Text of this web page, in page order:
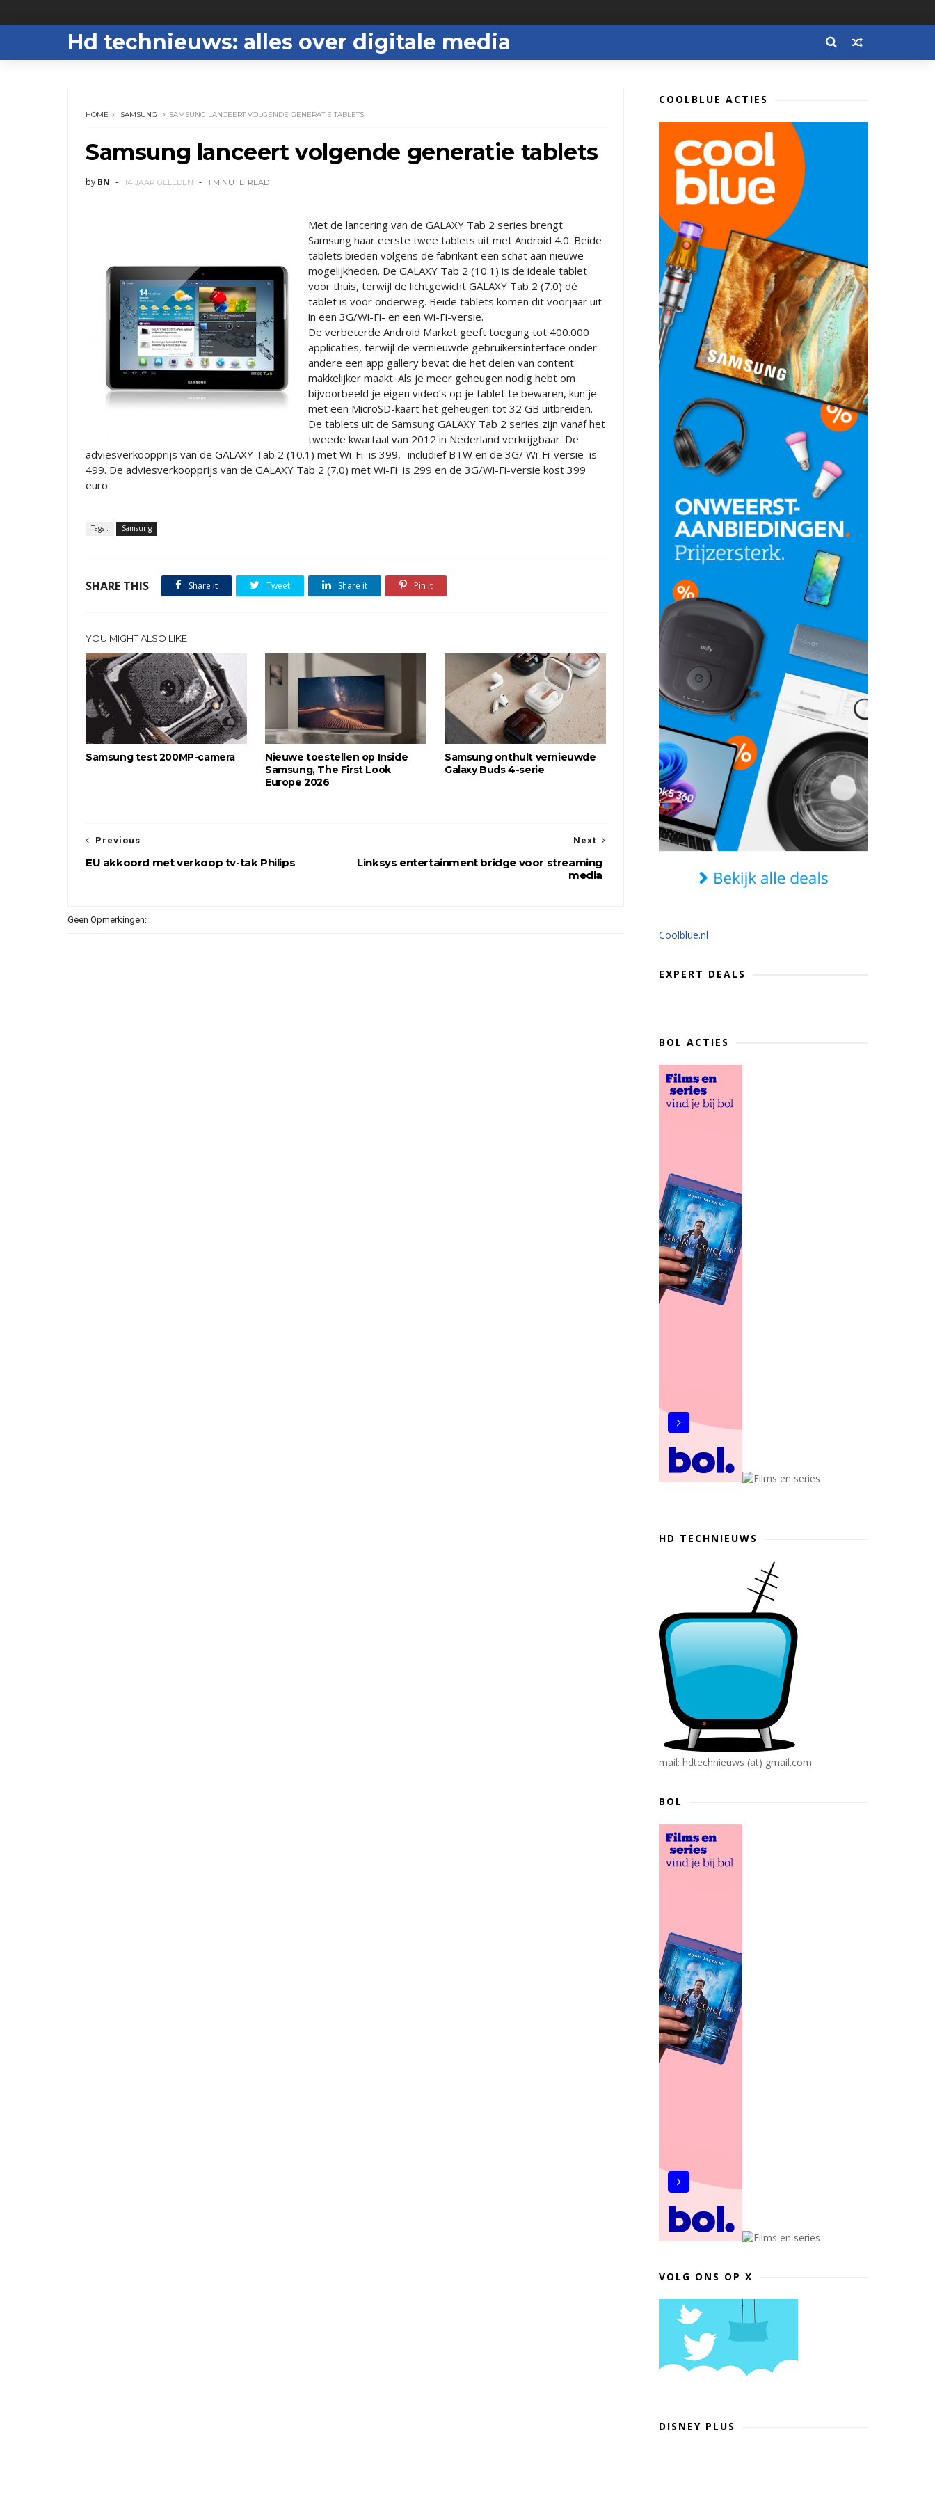
Hd technieuws: alles over digitale media
HOME SAMSUNG SAMSUNG LANCEERT VOLGENDE GENERATIE TABLETS
Samsung lanceert volgende generatie tablets
by BN 14 JAAR GELEDEN 1 MINUTE READ
Met de lancering van de GALAXY Tab 2 series brengt
Samsung haar eerste twee tablets uit met Android 4.0. Beide
tablets bieden volgens de fabrikant een schat aan nieuwe
mogelijkheden. De GALAXY Tab 2 (10.1) is de ideale tablet
voor thuis, terwijl de lichtgewicht GALAXY Tab 2 (7.0) dé
tablet is voor onderweg. Beide tablets komen dit voorjaar uit
in een 3G/Wi-Fi- en een Wi-Fi-versie.
De verbeterde Android Market geeft toegang tot 400.000
applicaties, terwijl de vernieuwde gebruikersinterface onder
andere een app gallery bevat die het delen van content
makkelijker maakt. Als je meer geheugen nodig hebt om
bijvoorbeeld je eigen video’s op je tablet te bewaren, kun je
met een MicroSD-kaart het geheugen tot 32 GB uitbreiden.
De tablets uit de Samsung GALAXY Tab 2 series zijn vanaf het
tweede kwartaal van 2012 in Nederland verkrijgbaar. De
adviesverkoopprijs van de GALAXY Tab 2 (10.1) met Wi-Fi is 399,- includief BTW en de 3G/ Wi-Fi-versie is
499. De adviesverkoopprijs van de GALAXY Tab 2 (7.0) met Wi-Fi is 299 en de 3G/Wi-Fi-versie kost 399
euro.
Tags : Samsung
SHARE THIS Share it Tweet Share it Pin it
YOU MIGHT ALSO LIKE
Samsung test 200MP-camera
Nieuwe toestellen op Inside
Samsung, The First Look
Europe 2026
Samsung onthult vernieuwde
Galaxy Buds 4-serie
Next
Linksys entertainment bridge voor streaming
media
Previous
EU akkoord met verkoop tv-tak Philips
Geen Opmerkingen:
COOLBLUE ACTIES
Coolblue.nl
EXPERT DEALS
BOL ACTIES
HD TECHNIEUWS
mail: hdtechnieuws (at) gmail.com
BOL
VOLG ONS OP X
DISNEY PLUS